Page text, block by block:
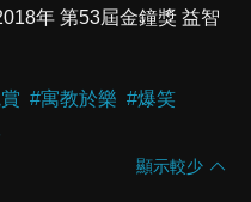
年 第53屆金鐘獎 益智
#寓教於樂 #爆笑
顯示較少